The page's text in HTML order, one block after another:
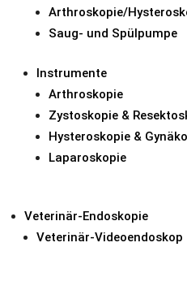
Arthroskopie/
Saug- und Spülpumpe
Instrumente
Arthroskopie
Zystoskopie &
Hysteroskopie &
Laparoskopie
Veterinär-Endoskopie
Veterinär-Videoendoskop